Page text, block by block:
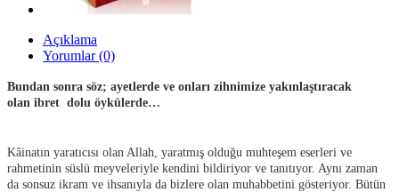
Açıklama
Yorumlar (0)
Bundan sonra söz; ayetlerde ve onları zihnimize yakınlaştıracak
olan ibret dolu öykülerde…
Kâinatın yaratıcısı olan Allah, yaratmış olduğu muhteşem eserleri ve
rahmetinin süslü meyveleriyle kendini bildiriyor ve tanıtıyor. Aynı zaman
da sonsuz ikram ve ihsanıyla da bizlere olan muhabbetini gösteriyor. Bütün